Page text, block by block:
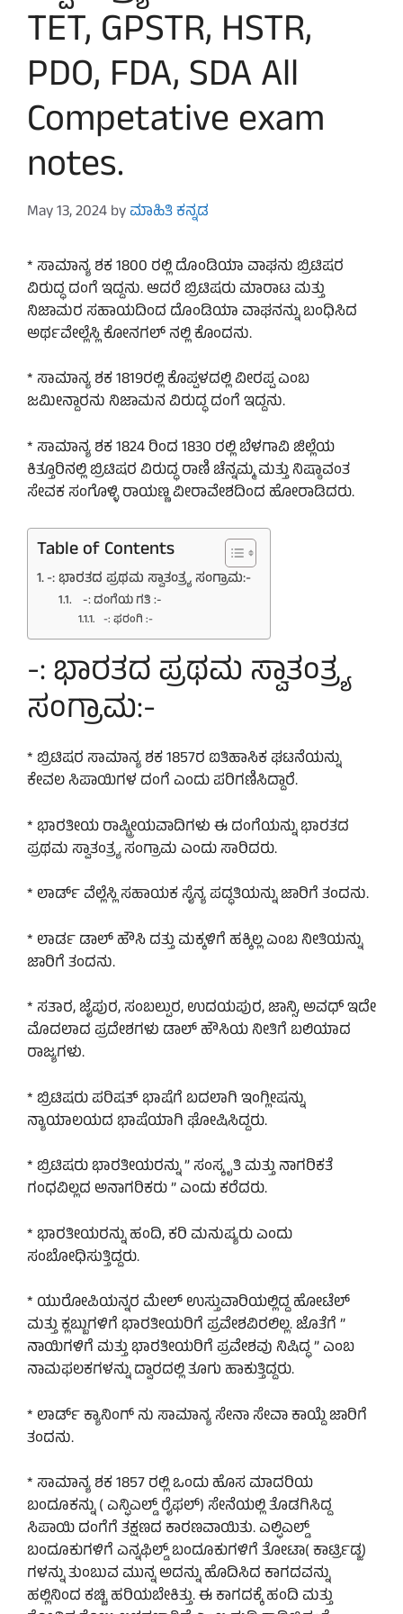
TET, GPSTR, HSTR,
PDO, FDA, SDA All
Competative exam
notes.
May 13, 2024byಮಾಹಿತಿ ಕನ್ನಡ
* ಸಾಮಾನ್ಯ ಶಕ 1800 ರಲ್ಲಿ ದೊಂಡಿಯಾ ವಾಘನು ಬ್ರಿಟಿಷರ
ವಿರುದ್ಧ ದಂಗೆ ಇದ್ದನು. ಆದರೆ ಬ್ರಿಟಿಷರು ಮಾರಾಟ ಮತ್ತು
ನಿಜಾಮರ ಸಹಾಯದಿಂದ ದೊಂಡಿಯಾ ವಾಘನನ್ನು ಬಂಧಿಸಿದ
ಅರ್ಥವೇಲ್ಲೆಸ್ಲಿ ಕೋನಗಲ್ ನಲ್ಲಿ ಕೊಂದನು.
* ಸಾಮಾನ್ಯ ಶಕ 1819ರಲ್ಲಿ ಕೊಪ್ಪಳದಲ್ಲಿ ವೀರಪ್ಪ ಎಂಬ
ಜಮೀನ್ದಾರನು ನಿಜಾಮನ ವಿರುದ್ಧ ದಂಗೆ ಇದ್ದನು.
* ಸಾಮಾನ್ಯ ಶಕ 1824 ರಿಂದ 1830 ರಲ್ಲಿ ಬೆಳಗಾವಿ ಜಿಲ್ಲೆಯ
ಕಿತ್ತೂರಿನಲ್ಲಿ ಬ್ರಿಟಿಷರ ವಿರುದ್ಧ ರಾಣಿ ಚೆನ್ನಮ್ಮ ಮತ್ತು ನಿಷ್ಠಾವಂತ
ಸೇವಕ ಸಂಗೊಳ್ಳಿ ರಾಯಣ್ಣ ವೀರಾವೇಶದಿಂದ ಹೋರಾಡಿದರು.
Table of Contents
-: ಭಾರತದ ಪ್ರಥಮ ಸ್ವಾತಂತ್ರ್ಯ ಸಂಗ್ರಾಮ:-
-: ದಂಗೆಯ ಗತಿ :-
-: ಫರಂಗಿ :-
-: ಭಾರತದ ಪ್ರಥಮ ಸ್ವಾತಂತ್ರ್ಯ
ಸಂಗ್ರಾಮ:-
* ಬ್ರಿಟಿಷರ ಸಾಮಾನ್ಯ ಶಕ 1857ರ ಐತಿಹಾಸಿಕ ಘಟನೆಯನ್ನು
ಕೇವಲ ಸಿಪಾಯಿಗಳ ದಂಗೆ ಎಂದು ಪರಿಗಣಿಸಿದ್ದಾರೆ.
* ಭಾರತೀಯ ರಾಷ್ಟ್ರೀಯವಾದಿಗಳು ಈ ದಂಗೆಯನ್ನು ಭಾರತದ
ಪ್ರಥಮ ಸ್ವಾತಂತ್ರ್ಯ ಸಂಗ್ರಾಮ ಎಂದು ಸಾರಿದರು.
* ಲಾರ್ಡ್ ವೆಲ್ಲೆಸ್ಲಿ ಸಹಾಯಕ ಸೈನ್ಯ ಪದ್ಧತಿಯನ್ನು ಜಾರಿಗೆ ತಂದನು.
* ಲಾರ್ಡ ಡಾಲ್ ಹೌಸಿ ದತ್ತು ಮಕ್ಕಳಿಗೆ ಹಕ್ಕಿಲ್ಲ ಎಂಬ ನೀತಿಯನ್ನು
ಜಾರಿಗೆ ತಂದನು.
* ಸತಾರ, ಜೈಪುರ, ಸಂಬಲ್ಪುರ, ಉದಯಪುರ, ಜಾನ್ಸಿ, ಅವಧ್ ಇದೇ
ಮೊದಲಾದ ಪ್ರದೇಶಗಳು ಡಾಲ್ ಹೌಸಿಯ ನೀತಿಗೆ ಬಲಿಯಾದ
ರಾಜ್ಯಗಳು.
* ಬ್ರಿಟಿಷರು ಪರಿಷತ್ ಭಾಷೆಗೆ ಬದಲಾಗಿ ಇಂಗ್ಲೀಷನ್ನು
ನ್ಯಾಯಾಲಯದ ಭಾಷೆಯಾಗಿ ಘೋಷಿಸಿದ್ದರು.
* ಬ್ರಿಟಿಷರು ಭಾರತೀಯರನ್ನು ” ಸಂಸ್ಕೃತಿ ಮತ್ತು ನಾಗರಿಕತೆ
ಗಂಧವಿಲ್ಲದ ಅನಾಗರಿಕರು ” ಎಂದು ಕರೆದರು.
* ಭಾರತೀಯರನ್ನು ಹಂದಿ, ಕರಿ ಮನುಷ್ಯರು ಎಂದು
ಸಂಬೋಧಿಸುತ್ತಿದ್ದರು.
* ಯುರೋಪಿಯನ್ನರ ಮೇಲ್ ಉಸ್ತುವಾರಿಯಲ್ಲಿದ್ದ ಹೋಟೆಲ್
ಮತ್ತು ಕ್ಲಬ್ಬುಗಳಿಗೆ ಭಾರತೀಯರಿಗೆ ಪ್ರವೇಶವಿರಲಿಲ್ಲ. ಜೊತೆಗೆ ”
ನಾಯಿಗಳಿಗೆ ಮತ್ತು ಭಾರತೀಯರಿಗೆ ಪ್ರವೇಶವು ನಿಷಿದ್ಧ ” ಎಂಬ
ನಾಮಫಲಕಗಳನ್ನು ದ್ವಾರದಲ್ಲಿ ತೂಗು ಹಾಕುತ್ತಿದ್ದರು.
* ಲಾರ್ಡ್ ಕ್ಯಾನಿಂಗ್ ನು ಸಾಮಾನ್ಯ ಸೇನಾ ಸೇವಾ ಕಾಯ್ದೆ ಜಾರಿಗೆ
ತಂದನು.
* ಸಾಮಾನ್ಯ ಶಕ 1857 ರಲ್ಲಿ ಒಂದು ಹೊಸ ಮಾದರಿಯ
ಬಂದೂಕನ್ನು ( ಎನ್ಫಿಎಲ್ಡ್ ರೈಫಲ್) ಸೇನೆಯಲ್ಲಿ ತೊಡಗಿಸಿದ್ದ
ಸಿಪಾಯಿ ದಂಗೆಗೆ ತಕ್ಷಣದ ಕಾರಣವಾಯಿತು. ಎಲ್ಫಿಎಲ್ಡ್
ಬಂದೂಕುಗಳಿಗೆ ಎನ್ನಫಿಲ್ಡ್ ಬಂದೂಕುಗಳಿಗೆ ತೋಟಾ( ಕಾರ್ಟ್ರಿಡ್ಜ)
ಗಳನ್ನು ತುಂಬುವ ಮುನ್ನ ಅದನ್ನು ಹೊದಿಸಿದ ಕಾಗದವನ್ನು
ಹಲ್ಲಿನಿಂದ ಕಚ್ಚಿ ಹರಿಯಬೇಕಿತ್ತು. ಈ ಕಾಗದಕ್ಕೆ ಹಂದಿ ಮತ್ತು